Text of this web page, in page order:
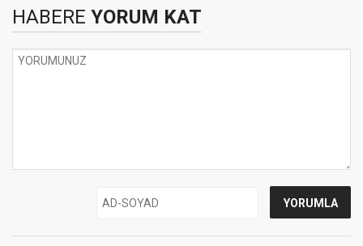
HABERE YORUM KAT